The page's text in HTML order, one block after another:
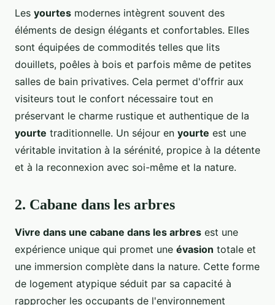
Les yourtes modernes intègrent souvent des
éléments de design élégants et confortables. Elles
sont équipées de commodités telles que lits
douillets, poêles à bois et parfois même de petites
salles de bain privatives. Cela permet d'offrir aux
visiteurs tout le confort nécessaire tout en
préservant le charme rustique et authentique de la
yourte traditionnelle. Un séjour en yourte est une
véritable invitation à la sérénité, propice à la détente
et à la reconnexion avec soi-même et la nature.
2. Cabane dans les arbres
Vivre dans une cabane dans les arbres est une
expérience unique qui promet une évasion totale et
une immersion complète dans la nature. Cette forme
de logement atypique séduit par sa capacité à
rapprocher les occupants de l'environnement